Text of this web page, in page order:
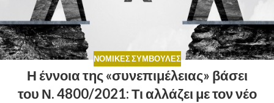
ΝΟΜΙΚΈΣ ΣΥΜΒΟΥΛΈΣ
Η έννοια της «συνεπιμέλειας» βάσει
του Ν. 4800/2021: Τι αλλάζει με τον νέο